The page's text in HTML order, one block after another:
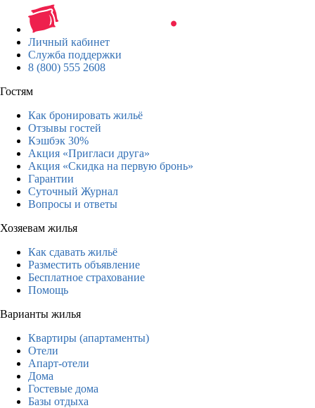
Личный кабинет
Служба поддержки
8 (800) 555 2608
Гостям
Как бронировать жильё
Отзывы гостей
Кэшбэк 30%
Акция «Пригласи друга»
Акция «Скидка на первую бронь»
Гарантии
Суточный Журнал
Вопросы и ответы
Хозяевам жилья
Как сдавать жильё
Разместить объявление
Бесплатное страхование
Помощь
Варианты жилья
Квартиры (апартаменты)
Отели
Апарт-отели
Дома
Гостевые дома
Базы отдыха